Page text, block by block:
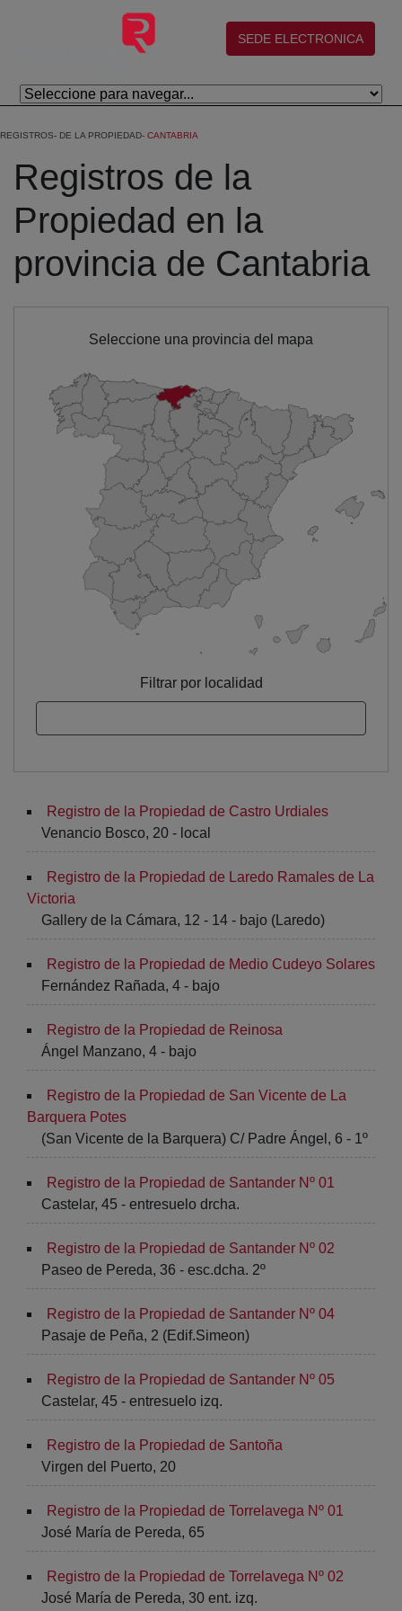
Skip to Main Content
(abre en nueva ventana)
SEDE ELECTRONICA
REGISTROS DE LA PROPIEDAD CANTABRIA
Registros de la
Propiedad en la
provincia de Cantabria
Seleccione una provincia del mapa
Filtrar por localidad
Registro de la Propiedad de Castro Urdiales
Venancio Bosco, 20 - local
Registro de la Propiedad de Laredo Ramales de La
Victoria
Gallery de la Cámara, 12 - 14 - bajo (Laredo)
Registro de la Propiedad de Medio Cudeyo Solares
Fernández Rañada, 4 - bajo
Registro de la Propiedad de Reinosa
Ángel Manzano, 4 - bajo
Registro de la Propiedad de San Vicente de La
Barquera Potes
(San Vicente de la Barquera) C/ Padre Ángel, 6 - 1º
Registro de la Propiedad de Santander Nº 01
Castelar, 45 - entresuelo drcha.
Registro de la Propiedad de Santander Nº 02
Paseo de Pereda, 36 - esc.dcha. 2º
Registro de la Propiedad de Santander Nº 04
Pasaje de Peña, 2 (Edif.Simeon)
Registro de la Propiedad de Santander Nº 05
Castelar, 45 - entresuelo izq.
Registro de la Propiedad de Santoña
Virgen del Puerto, 20
Registro de la Propiedad de Torrelavega Nº 01
José María de Pereda, 65
Registro de la Propiedad de Torrelavega Nº 02
José María de Pereda, 30 ent. izq.